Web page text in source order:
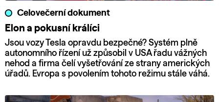
Celovečerní dokument
Elon a pokusní králíci
Jsou vozy Tesla opravdu bezpečné? Systém plně
autonomního řízení už způsobil v USA řadu vážných
nehod a firma čelí vyšetřování ze strany amerických
úřadů. Evropa s povolením tohoto režimu stále váhá.